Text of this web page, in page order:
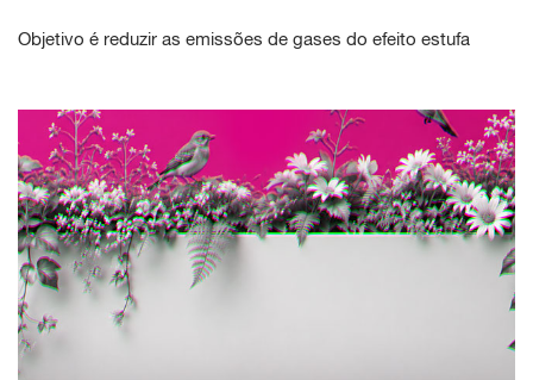
Objetivo é reduzir as emissões de gases do efeito estufa